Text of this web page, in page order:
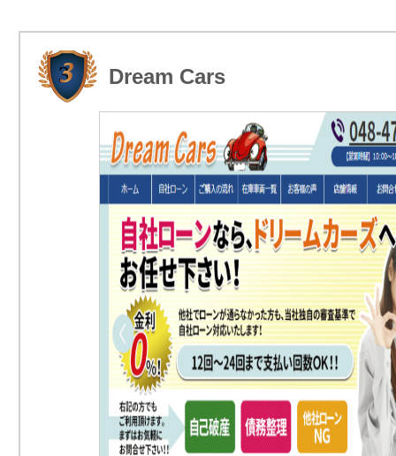
Dream Cars